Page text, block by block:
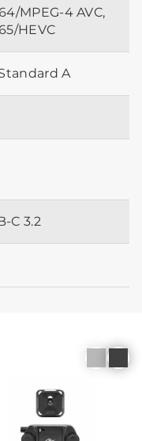
MPEG-4 AVC,
HEVC
A
C 3.2